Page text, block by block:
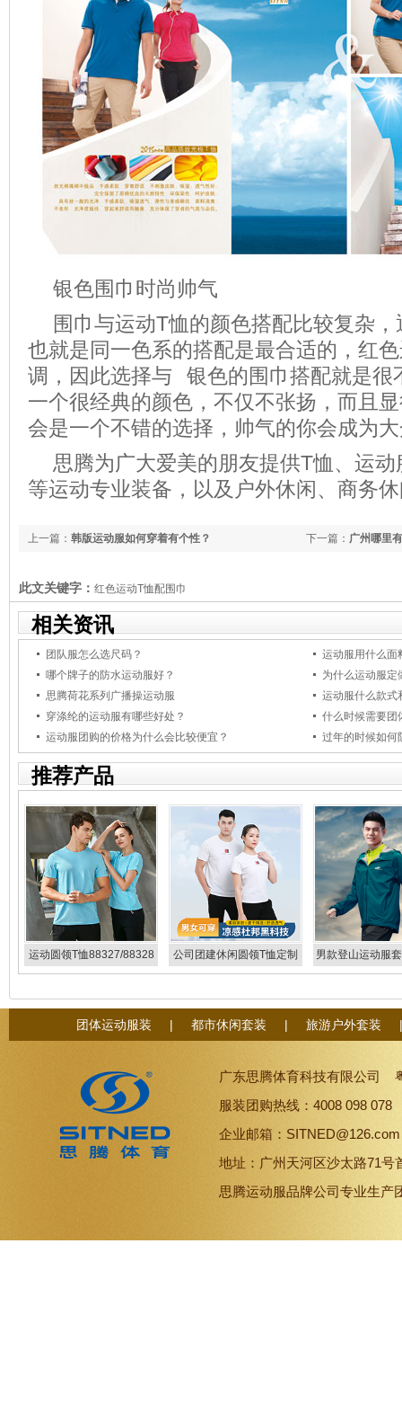
银色围巾时尚帅气
围巾与运动T恤的颜色搭配比较复杂
也就是同一色系的搭配是最合适的，红
调，因此选择与 银色的围巾搭配就是很
一个很经典的颜色，不仅不张扬，而且
会是一个不错的选择，帅气的你会成为
思腾为广大爱美的朋友提供T恤、运动
等运动专业装备，以及户外休闲、商务
下一篇： 广州哪里
上一篇： 韩版运动服如何穿着有个性？
此文关键字： 红色运动T恤配围巾
相关资讯
团队服怎么选尺码？
运动服用什么面
哪个牌子的防水运动服好？
为什么运动服定
思腾荷花系列广播操运动服
运动服什么款式
穿涤纶的运动服有哪些好处？
什么时候需要团
运动服团购的价格为什么会比较便宜？
过年的时候如何
推荐产品
运动圆领T恤88327/88328
公司团建休闲圆领T恤定制
生产厂家883153/883154
男款登山运动服
团体运动服装 | 都市休闲套装 | 旅游户外套装
广东思腾体育科技有限公司
服装团购热线：4008 098
企业邮箱：
地址：广州天河区沙太路71号
思腾运动服品牌公司专业生产